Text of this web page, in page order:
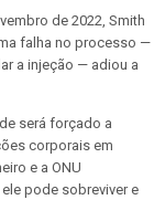
de 2022, Smith
falha no processo —
a injeção — adiou a
será forçado a
corporais em
e a ONU
pode sobreviver e